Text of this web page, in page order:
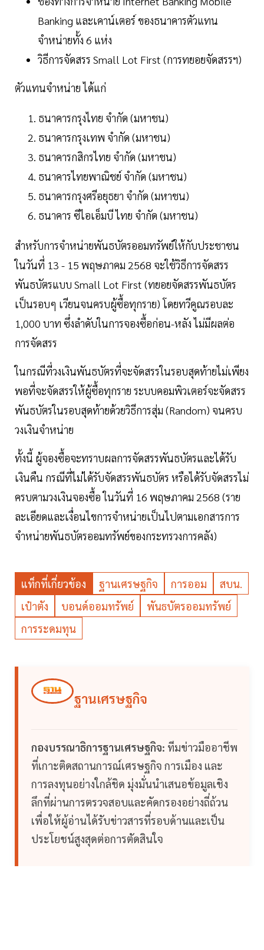
Banking และเคาน์เตอร์ ของธนาคารตัวแทน
จำหน่ายทั้ง 6 แห่ง
วิธีการจัดสรร Small Lot First (การทยอยจัดสรรฯ)
ตัวแทนจำหน่าย ได้แก่
ธนาคารกรุงไทย จำกัด (มหาชน)
ธนาคารกรุงเทพ จำกัด (มหาชน)
ธนาคารกสิกรไทย จำกัด (มหาชน)
ธนาคารไทยพาณิชย์ จำกัด (มหาชน)
ธนาคารกรุงศรีอยุธยา จำกัด (มหาชน)
ธนาคาร ซีไอเอ็มบี ไทย จำกัด (มหาชน)
สำหรับการจำหน่ายพันธบัตรออมทรัพย์ให้กับประชาชน
ในวันที่ 13 - 15 พฤษภาคม 2568 จะใช้วิธีการจัดสรร
พันธบัตรแบบ Small Lot First (ทยอยจัดสรรพันธบัตร
เป็นรอบๆ เวียนจนครบผู้ซื้อทุกราย) โดยทวีคูณรอบละ
1,000 บาท ซึ่งลำดับในการจองซื้อก่อน-หลัง ไม่มีผลต่อ
การจัดสรร
ในกรณีที่วงเงินพันธบัตรที่จะจัดสรรในรอบสุดท้ายไม่เพียง
พอที่จะจัดสรรให้ผู้ซื้อทุกราย ระบบคอมพิวเตอร์จะจัดสรร
พันธบัตรในรอบสุดท้ายด้วยวิธีการสุ่ม (Random) จนครบ
วงเงินจำหน่าย
ทั้งนี้ ผู้จองซื้อจะทราบผลการจัดสรรพันธบัตรและได้รับ
เงินคืน กรณีที่ไม่ได้รับจัดสรรพันธบัตร หรือได้รับจัดสรรไม่
ครบตามวงเงินจองซื้อ ในวันที่ 16 พฤษภาคม 2568 (ราย
ละเอียดและเงื่อนไขการจำหน่ายเป็นไปตามเอกสารการ
จำหน่ายพันธบัตรออมทรัพย์ของกระทรวงการคลัง)
แท็กที่เกี่ยวข้อง ฐานเศรษฐกิจ การออม
สบน.
เป๋าตัง
บอนด์ออมทรัพย์
พันธบัตรออมทรัพย์
การระดมทุน
ฐานเศรษฐกิจ
กองบรรณาธิการฐานเศรษฐกิจ: ทีมข่าวมืออาชีพ
ที่เกาะติดสถานการณ์เศรษฐกิจ การเมือง และ
การลงทุนอย่างใกล้ชิด มุ่งมั่นนำเสนอข้อมูลเชิง
ลึกที่ผ่านการตรวจสอบและคัดกรองอย่างถี่ถ้วน
เพื่อให้ผู้อ่านได้รับข่าวสารที่รอบด้านและเป็น
ประโยชน์สูงสุดต่อการตัดสินใจ